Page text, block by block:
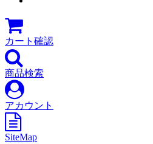
カート確認
商品検索
アカウント
SiteMap